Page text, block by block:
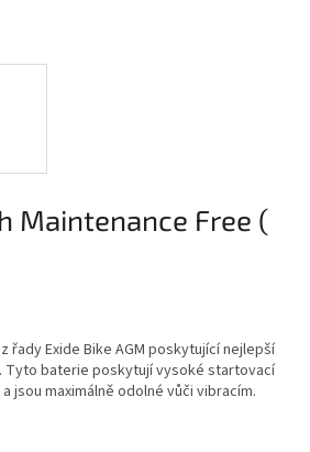
Maintenance Free (
řady Exide Bike AGM poskytující nejlepší
Tyto baterie poskytují vysoké startovací
jsou maximálně odolné vůči vibracím.